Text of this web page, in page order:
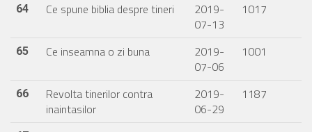
64 Ce spune biblia despre tineri
2019-
07-13
1017
65 Ce inseamna o zi buna
2019-
07-06
1001
66
Revolta tinerilor contra
inaintasilor
2019-
06-29
1187